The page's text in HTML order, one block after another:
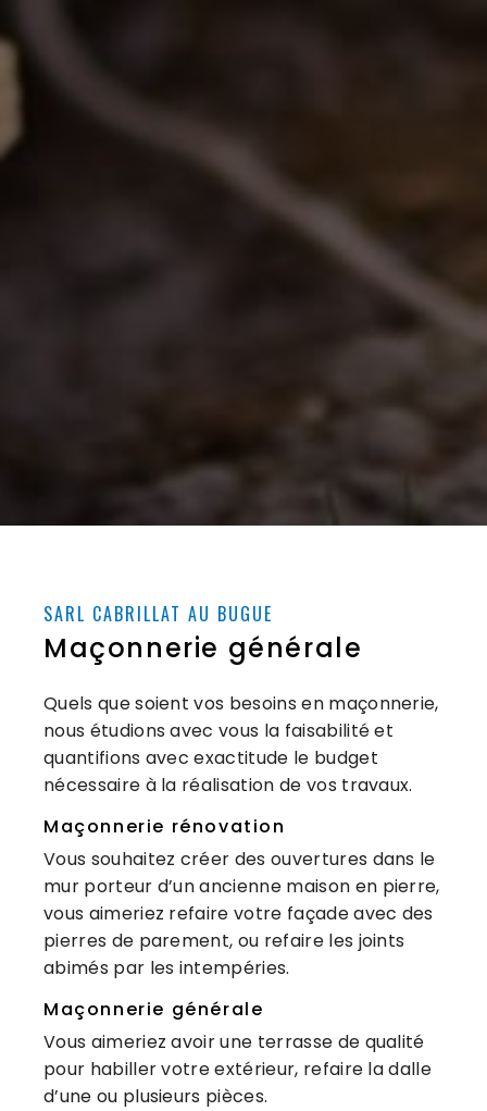
SARL CABRILLAT AU BUGUE
Maçonnerie générale
Quels que soient vos besoins en maçonnerie,
nous étudions avec vous la faisabilité et
quantifions avec exactitude le budget
nécessaire à la réalisation de vos travaux.
Maçonnerie rénovation
Vous souhaitez créer des ouvertures dans le
mur porteur d’un ancienne maison en pierre,
vous aimeriez refaire votre façade avec des
pierres de parement, ou refaire les joints
abimés par les intempéries.
Maçonnerie générale
Vous aimeriez avoir une terrasse de qualité
pour habiller votre extérieur, refaire la dalle
d’une ou plusieurs pièces.